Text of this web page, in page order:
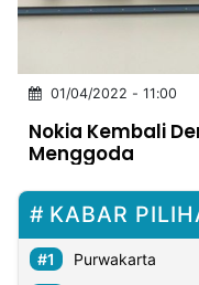
INDONESIA
Partner
Insight
Suara
Lens
Daily
Jalan
Idealita
Kita
Dinamikapost.com
Radar
Seedbacklink
Follow
Kabarbaru
01/04/2022 - 11:00
Nokia Kembali
Menggoda
KABAR
Purwakarta